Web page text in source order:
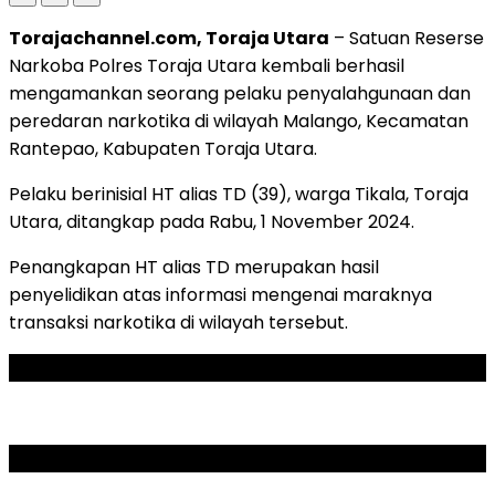
Torajachannel.com, Toraja Utara – Satuan Reserse
Narkoba Polres Toraja Utara kembali berhasil
mengamankan seorang pelaku penyalahgunaan dan
peredaran narkotika di wilayah Malango, Kecamatan
Rantepao, Kabupaten Toraja Utara.
Pelaku berinisial HT alias TD (39), warga Tikala, Toraja
Utara, ditangkap pada Rabu, 1 November 2024.
Penangkapan HT alias TD merupakan hasil
penyelidikan atas informasi mengenai maraknya
transaksi narkotika di wilayah tersebut.